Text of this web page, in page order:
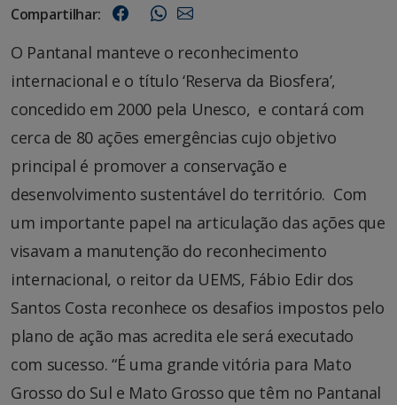
Compartilhar:
O Pantanal manteve o reconhecimento
internacional e o título ‘Reserva da Biosfera’,
concedido em 2000 pela Unesco, e contará com
cerca de 80 ações emergências cujo objetivo
principal é promover a conservação e
desenvolvimento sustentável do território. Com
um importante papel na articulação das ações que
visavam a manutenção do reconhecimento
internacional, o reitor da UEMS, Fábio Edir dos
Santos Costa reconhece os desafios impostos pelo
plano de ação mas acredita ele será executado
com sucesso. “É uma grande vitória para Mato
Grosso do Sul e Mato Grosso que têm no Pantanal